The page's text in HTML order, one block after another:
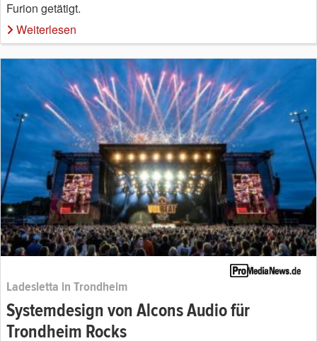
Furion getätigt.
Weiterlesen
Ladesletta in Trondheim
Systemdesign von Alcons Audio für
Trondheim Rocks